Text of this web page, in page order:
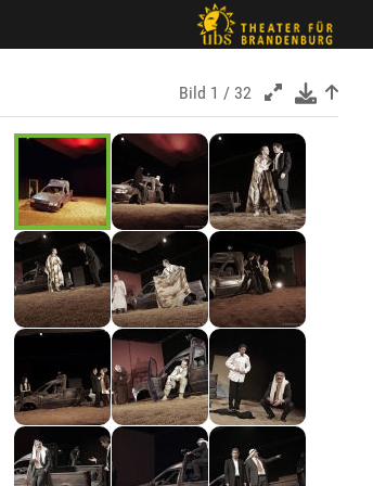
Bild 1 / 32